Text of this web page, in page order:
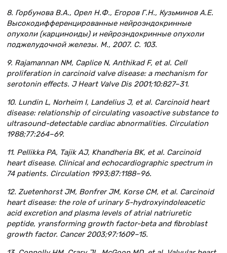
8. Горбунова В.А., Орел Н.Ф., Егоров Г.Н., Кузьминов А.Е.
Высокодифференцированные нейроэндокринные
опухоли (карциноиды) и нейроэндокринные опухоли
поджелудочной железы. М., 2007. C. 103.
9. Rajamannan NM, Caplice N, Anthikad F, et al. Cell
proliferation in carcinoid valve disease: a mechanism for
serotonin effects. J Heart Valve Dis 2001;10:827–31.
10. Lundin L, Norheim I, Landelius J, et al. Carcinoid heart
disease: relationship of circulating vasoactive substance to
ultrasound-detectable cardiac abnormalities. Circulation
1988;77:264–69.
11. Pellikka PA, Tajik AJ, Khandheria BK, et al. Carcinoid
heart disease. Clinical and echocardiographic spectrum in
74 patients. Circulation 1993;87:1188–96.
12. Zuetenhorst JM, Bonfrer JM, Korse CM, et al. Carcinoid
heart disease: the role of urinary 5-hydroxyindoleacetic
acid excretion and plasma levels of atrial natriuretic
peptide, yransforming growth factor-beta and fibroblast
growth factor. Cancer 2003;97:1609–15.